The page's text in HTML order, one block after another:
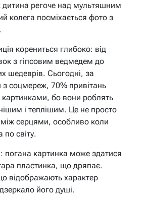
дитина регоче над мультяшним
колега посміхається фото з
корениться глибоко: від
з гіпсовим ведмедем до
шедеврів. Сьогодні, за
соцмереж, 70% привітань
бо вони роблять
і теплішим. Це не просто
між серцями, особливо коли
світу.
погана картинка може здатися
пластинка, що дряпає.
відображають характер
його душі.